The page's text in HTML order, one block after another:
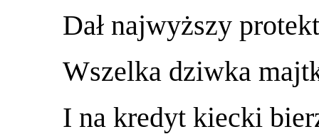
Dał najwyższy
Wszelka dziwka
I na kredyt kiecki